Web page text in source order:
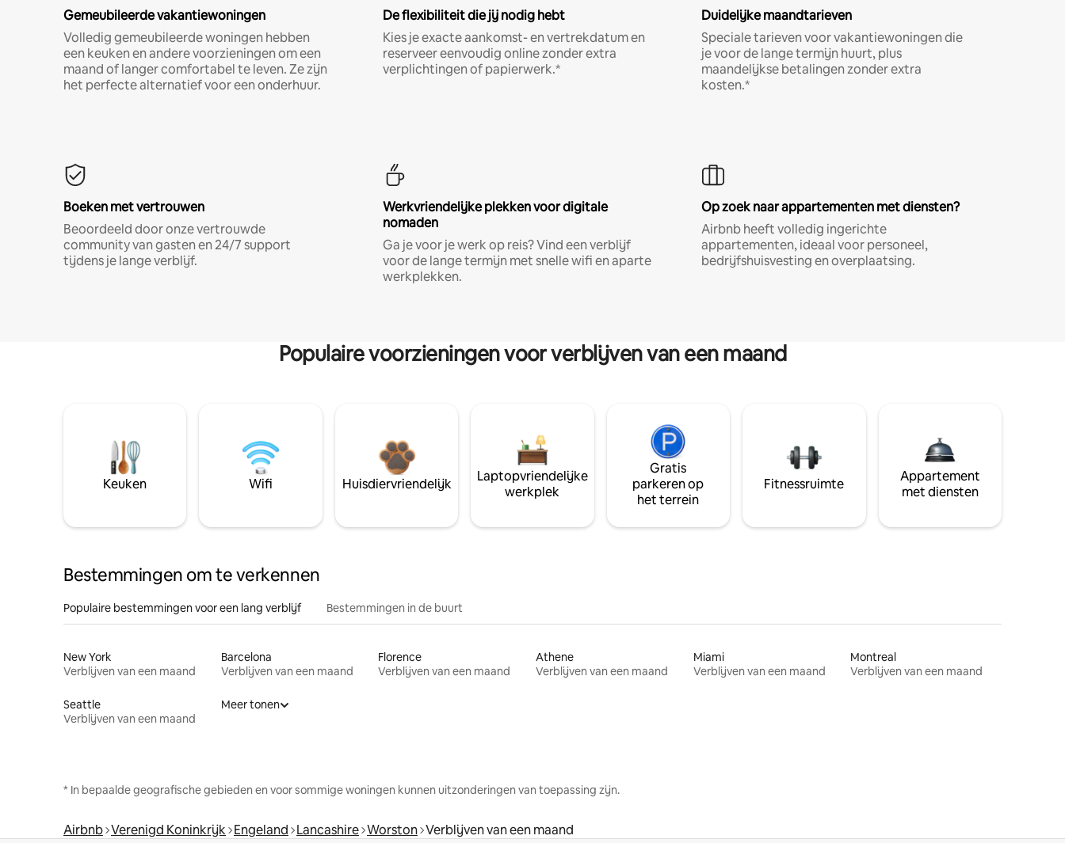
Gemeubileerde vakantiewoningen
Volledig gemeubileerde woningen hebben
een keuken en andere voorzieningen om een
maand of langer comfortabel te leven. Ze zijn
het perfecte alternatief voor een onderhuur.
De flexibiliteit die jij nodig hebt
Kies je exacte aankomst- en vertrekdatum en
reserveer eenvoudig online zonder extra
verplichtingen of papierwerk.*
Duidelijke maandtarieven
Speciale tarieven voor vakantiewoningen die
je voor de lange termijn huurt, plus
maandelijkse betalingen zonder extra
kosten.*
Boeken met vertrouwen
Beoordeeld door onze vertrouwde
community van gasten en 24/7 support
tijdens je lange verblijf.
Werkvriendelijke plekken voor digitale
nomaden
Ga je voor je werk op reis? Vind een verblijf
voor de lange termijn met snelle wifi en aparte
werkplekken.
Op zoek naar appartementen met diensten?
Airbnb heeft volledig ingerichte
appartementen, ideaal voor personeel,
bedrijfshuisvesting en overplaatsing.
Populaire voorzieningen voor verblijven van een maand
Keuken Wifi Huisdiervriendelijk
Laptopvriendelijke
werkplek
Gratis
parkeren op
het terrein
Fitnessruimte
Appartement
met diensten
Bestemmingen om te verkennen
Populaire bestemmingen voor een lang verblijf Bestemmingen in de buurt
New York
Verblijven van een maand
Barcelona
Verblijven van een maand
Florence
Verblijven van een maand
Athene
Verblijven van een maand
Miami
Verblijven van een maand
Montreal
Verblijven van een maand
Seattle
Verblijven van een maand
Meer tonen
* In bepaalde geografische gebieden en voor sommige woningen kunnen uitzonderingen van toepassing zijn.
Airbnb Verenigd Koninkrijk Engeland Lancashire Worston Verblijven van een maand